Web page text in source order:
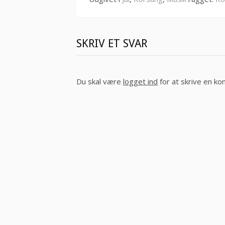
SKRIV ET SVAR
Du skal være logget ind for at skrive en